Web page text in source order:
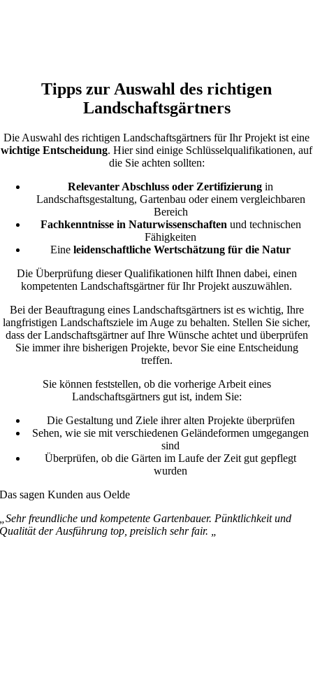
Tipps zur Auswahl des richtigen
Landschaftsgärtners
Die Auswahl des richtigen Landschaftsgärtners für Ihr Projekt ist eine
wichtige Entscheidung. Hier sind einige Schlüsselqualifikationen, auf
die Sie achten sollten:
Relevanter Abschluss oder Zertifizierung in
Landschaftsgestaltung, Gartenbau oder einem vergleichbaren
Bereich
Fachkenntnisse in Naturwissenschaften und technischen
Fähigkeiten
Eine leidenschaftliche Wertschätzung für die Natur
Die Überprüfung dieser Qualifikationen hilft Ihnen dabei, einen
kompetenten Landschaftsgärtner für Ihr Projekt auszuwählen.
Bei der Beauftragung eines Landschaftsgärtners ist es wichtig, Ihre
langfristigen Landschaftsziele im Auge zu behalten. Stellen Sie sicher,
dass der Landschaftsgärtner auf Ihre Wünsche achtet und überprüfen
Sie immer ihre bisherigen Projekte, bevor Sie eine Entscheidung
treffen.
Sie können feststellen, ob die vorherige Arbeit eines
Landschaftsgärtners gut ist, indem Sie:
Die Gestaltung und Ziele ihrer alten Projekte überprüfen
Sehen, wie sie mit verschiedenen Geländeformen umgegangen
sind
Überprüfen, ob die Gärten im Laufe der Zeit gut gepflegt
wurden
Das sagen Kunden aus Oelde
„Sehr freundliche und kompetente Gartenbauer. Pünktlichkeit und
Qualität der Ausführung top, preislich sehr fair. „